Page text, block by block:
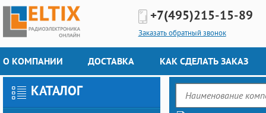
+7(495)215-15-89
Заказать обратный звонок
О КОМПАНИИ ДОСТАВКА КАК СДЕЛАТЬ ЗАКАЗ
КАТАЛОГ